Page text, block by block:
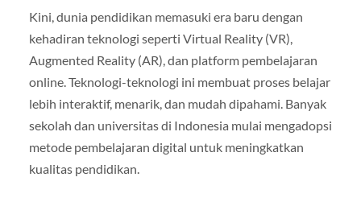
Kini, dunia pendidikan memasuki era baru dengan
kehadiran teknologi seperti Virtual Reality (VR),
Augmented Reality (AR), dan platform pembelajaran
online. Teknologi-teknologi ini membuat proses belajar
lebih interaktif, menarik, dan mudah dipahami. Banyak
sekolah dan universitas di Indonesia mulai mengadopsi
metode pembelajaran digital untuk meningkatkan
kualitas pendidikan.